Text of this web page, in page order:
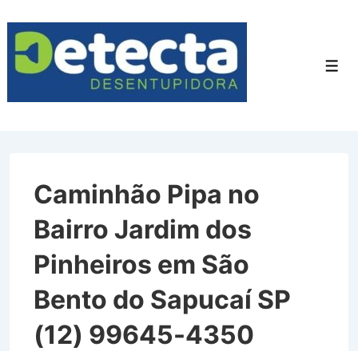
para
Conteúdo
Caminhão Pipa no
Bairro Jardim dos
Pinheiros em São
Bento do Sapucaí SP
(12) 99645-4350